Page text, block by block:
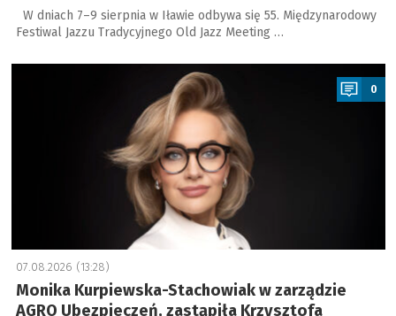
W dniach 7–9 sierpnia w Iławie odbywa się 55. Międzynarodowy
Festiwal Jazzu Tradycyjnego Old Jazz Meeting …
a
0
07.08.2026 (13:28)
Monika Kurpiewska-Stachowiak w zarządzie
AGRO Ubezpieczeń, zastąpiła Krzysztofa